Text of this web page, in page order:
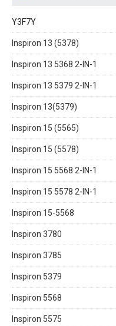
Y3F7Y
Inspiron 13 (5378)
Inspiron 13 5368 2-IN-1
Inspiron 13 5379 2-IN-1
Inspiron 13(5379)
Inspiron 15 (5565)
Inspiron 15 (5578)
Inspiron 15 5568 2-IN-1
Inspiron 15 5578 2-IN-1
Inspiron 15-5568
Inspiron 3780
Inspiron 3785
Inspiron 5379
Inspiron 5568
Inspiron 5575